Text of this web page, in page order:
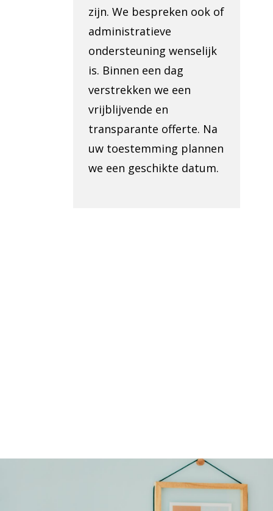
zijn. We bespreken ook of
administratieve
ondersteuning wenselijk
is. Binnen een dag
verstrekken we een
vrijblijvende en
transparante offerte. Na
uw toestemming plannen
we een geschikte datum.